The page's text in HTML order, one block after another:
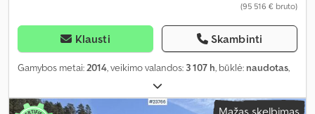
(95 516 € bruto)
Klausti Skambinti
Gamybos metai:2014, veikimo valandos: 3 107 h, būklė: naudotas,